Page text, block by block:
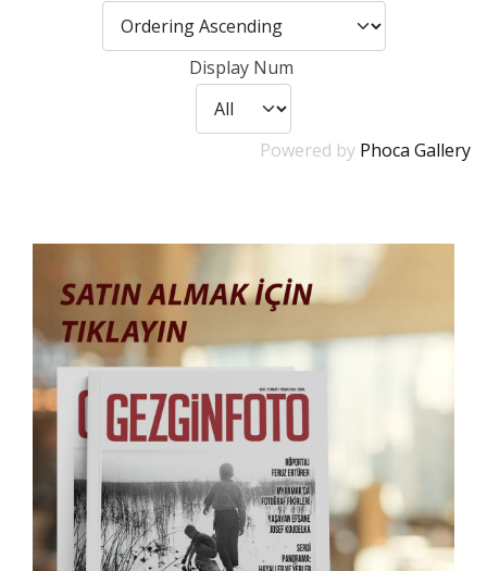
Display Num
Powered by Phoca Gallery